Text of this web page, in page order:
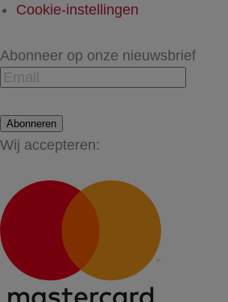
Cookie-instellingen
Abonneer op onze nieuwsbrief
Abonneren
Wij accepteren: